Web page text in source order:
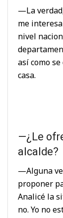
—La
me
nivel
así como
casa.
—¿Le
alcalde?
—Alguna
proponer
Analicé la
no. Yo no